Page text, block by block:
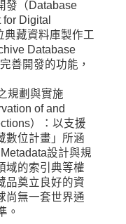
發（Database
Digital
典藏資料庫製作工
Database
善開發的功能，
規劃與實施
of and
）：以支援
數位計畫」所涵
設計與規
域的索引典等權
品奠立良好的資
尚無一套世界通
。